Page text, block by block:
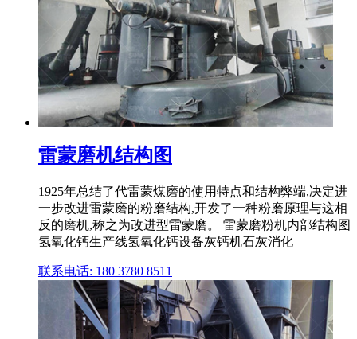
雷蒙磨机结构图
1925年总结了代雷蒙煤磨的使用特点和结构弊端,决定进
一步改进雷蒙磨的粉磨结构,开发了一种粉磨原理与这相
反的磨机,称之为改进型雷蒙磨。 雷蒙磨粉机内部结构图
氢氧化钙生产线氢氧化钙设备灰钙机石灰消化
联系电话: 180 3780 8511